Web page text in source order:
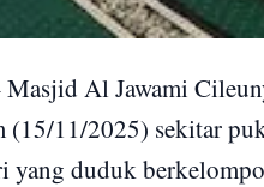
Al Jawami
(15/11/2025) sekitar
duduk